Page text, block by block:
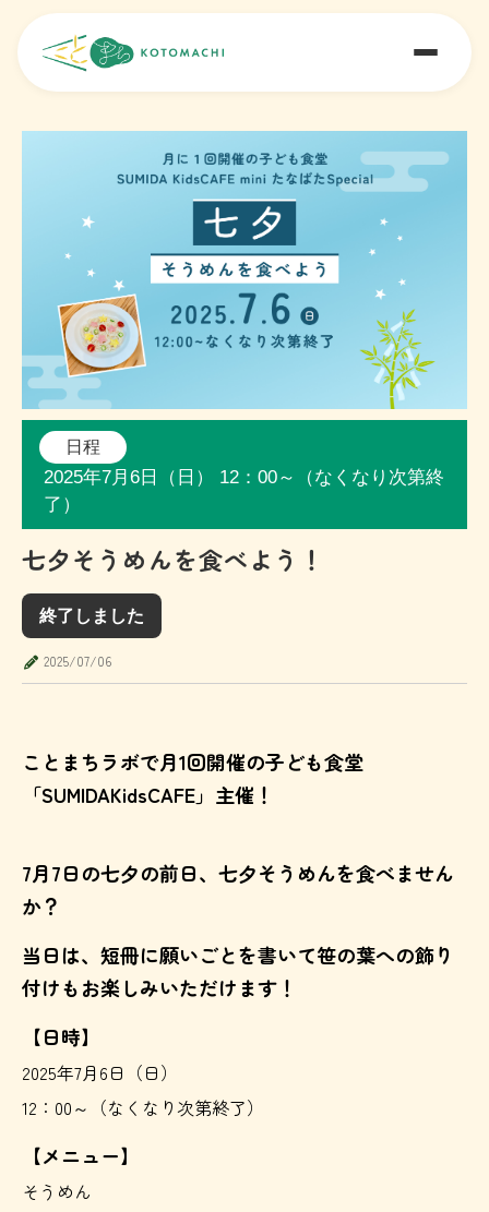
日程
2025年7月6日（日） 12：00～（なくなり次第終
了）
七夕そうめんを食べよう！
終了しました
2025/07/06
ことまちラボで月1回開催の子ども食堂
「SUMIDAKidsCAFE」主催！
7月7日の七夕の前日、七夕そうめんを食べません
か？
当日は、短冊に願いごとを書いて笹の葉への飾り
付けもお楽しみいただけます！
【日時】
2025年7月6日（日）
12：00～（なくなり次第終了）
【メニュー】
そうめん